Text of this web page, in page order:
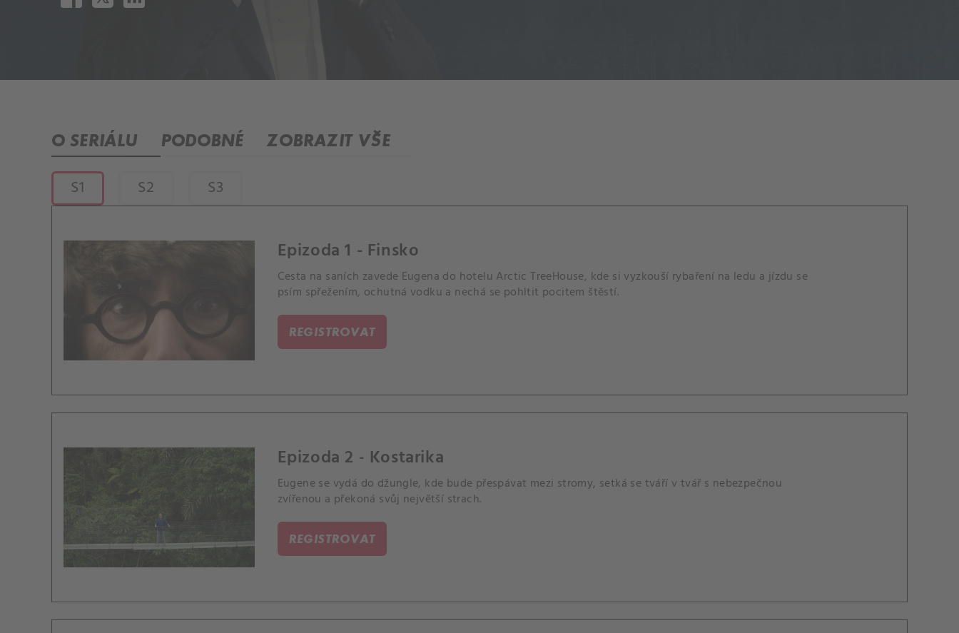
O SERIÁLU PODOBNÉ ZOBRAZIT VŠE
S1 S2 S3
Epizoda 1 - Finsko
Cesta na saních zavede Eugena do hotelu Arctic TreeHouse, kde si vyzkouší rybaření na ledu a jízdu se
psím spřežením, ochutná vodku a nechá se pohltit pocitem štěstí.
REGISTROVAT
Epizoda 2 - Kostarika
Eugene se vydá do džungle, kde bude přespávat mezi stromy, setká se tváří v tvář s nebezpečnou
zvířenou a překoná svůj největší strach.
REGISTROVAT